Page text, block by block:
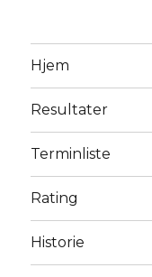
Hjem
Resultater
Terminliste
Rating
Historie